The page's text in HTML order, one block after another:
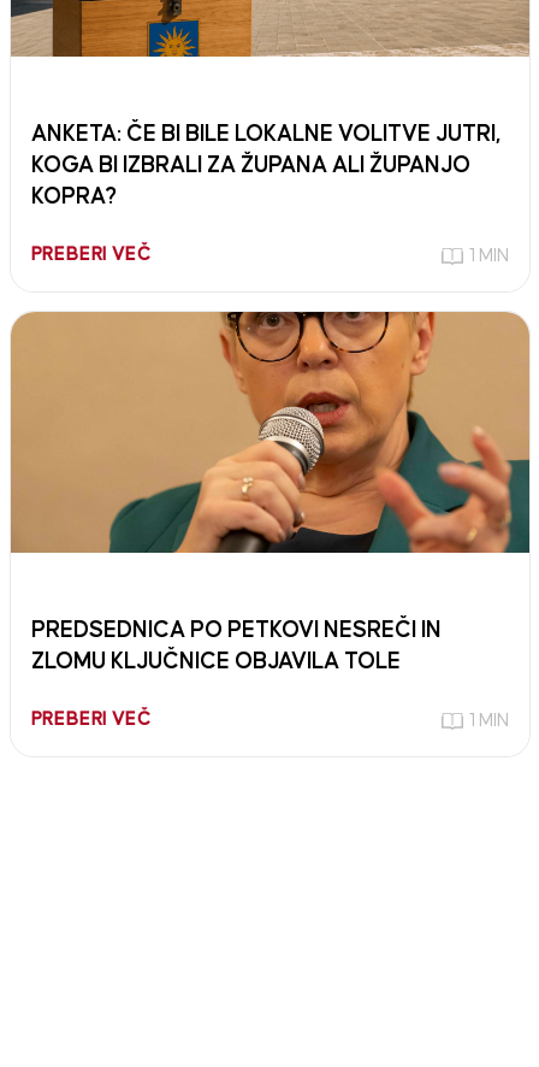
ANKETA: ČE BI BILE LOKALNE VOLITVE JUTRI,
KOGA BI IZBRALI ZA ŽUPANA ALI ŽUPANJO
KOPRA?
PREBERI VEČ 1 MIN
PREDSEDNICA PO PETKOVI NESREČI IN
ZLOMU KLJUČNICE OBJAVILA TOLE
PREBERI VEČ 1 MIN